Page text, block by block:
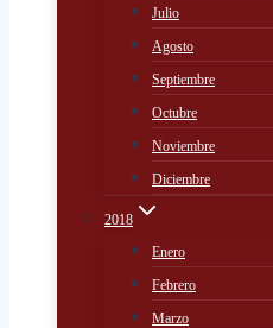
Julio
Agosto
Septiembre
Octubre
Noviembre
Diciembre
2018
Enero
Febrero
Marzo